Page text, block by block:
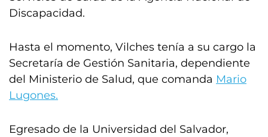
Discapacidad.
Hasta el momento, Vilches tenía a su cargo la
Secretaría de Gestión Sanitaria, dependiente
del Ministerio de Salud, que comanda Mario
Lugones.
Egresado de la Universidad del Salvador,